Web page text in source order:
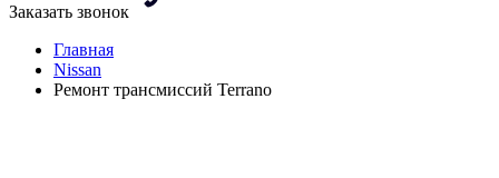
Заказать звонок
Главная
Nissan
Ремонт трансмиссий Terrano